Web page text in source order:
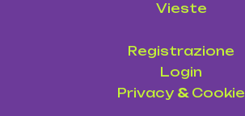
Vieste
Registrazione
Login
Privacy & Cookie